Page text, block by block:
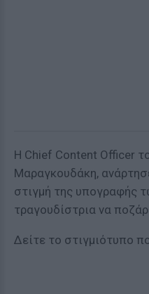
Η Chief Content Officer
Μαραγκουδάκη,
στιγμή της υπογραφής
τραγουδίστρια να
Δείτε το στιγμιότυπο